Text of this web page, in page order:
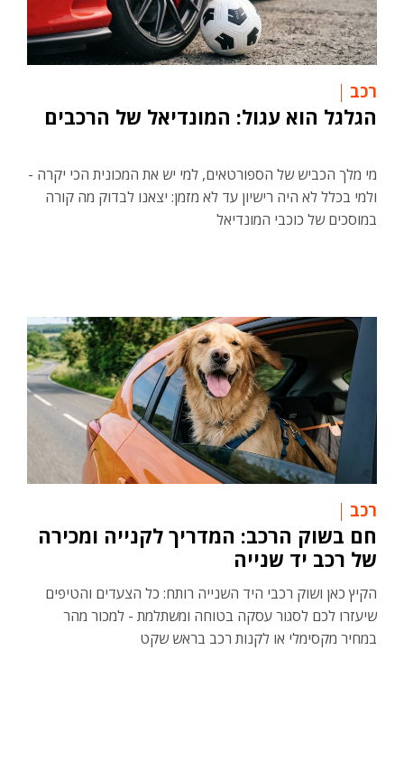
רכב
הגלגל הוא עגול: המונדיאל של הרכבים
מי מלך הכביש של הספורטאים, למי יש את המכונית הכי יקרה -
ולמי בכלל לא היה רישיון עד לא מזמן: יצאנו לבדוק מה קורה
במוסכים של כוכבי המונדיאל
רכב
חם בשוק הרכב: המדריך לקנייה ומכירה
של רכב יד שנייה
הקיץ כאן ושוק רכבי היד השנייה רותח: כל הצעדים והטיפים
שיעזרו לכם לסגור עסקה בטוחה ומשתלמת - למכור מהר
במחיר מקסימלי או לקנות רכב בראש שקט